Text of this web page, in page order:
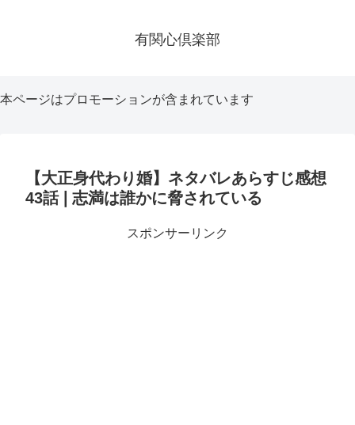
有関心倶楽部
本ページはプロモーションが含まれています
【大正身代わり婚】ネタバレあらすじ感想
43話❘志満は誰かに脅されている
スポンサーリンク